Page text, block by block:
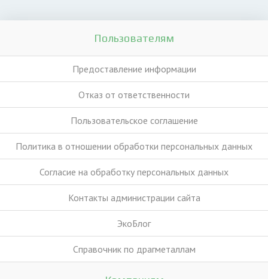
Пользователям
Предоставление информации
Отказ от ответственности
Пользовательское соглашение
Политика в отношении обработки персональных данных
Согласие на обработку персональных данных
Контакты администрации сайта
ЭкоБлог
Справочник по драгметаллам